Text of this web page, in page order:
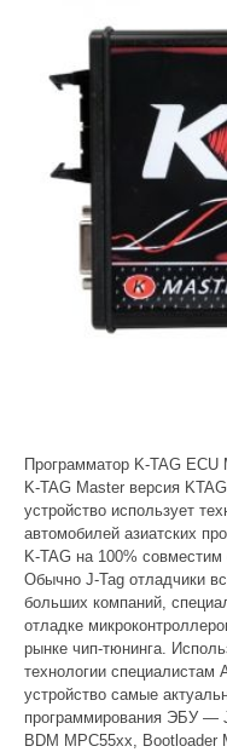
Программатор K-TAG ECU
K-TAG Master версия
устройство использует
автомобилей азиатских
K-TAG на 100%
Обычно J-Tag отладчики
больших компаний,
отладке
рынке чип-тюнинга.
технологии специалистам
устройство самые
программирования ЭБУ —
BDM MPC55xx, Bootloader